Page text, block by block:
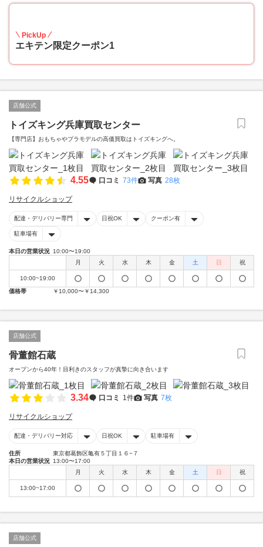
PickUp
エキテン限定クーポン1
店舗公式
トイズキング兵庫買取センター
【専門店】おもちゃやプラモデルの高価買取はトイズキングへ。‎
4.55 口コミ 73件 写真 28枚
リサイクルショップ
配達・デリバリー専門 日祝OK クーポン有
駐車場有
本日の営業状況 10:00〜19:00
月
火 水 木 金 土 日 祝
10:00~19:00
価格帯
￥10,000〜￥14,300
店舗公式
骨董館石蔵
オープンから40年！目利きのスタッフが真摯に向き合います
3.34 口コミ 1件 写真 7枚
リサイクルショップ
配達・デリバリー対応 日祝OK 駐車場有
住所
東京都葛飾区亀有５丁目１６−７
本日の営業状況 13:00〜17:00
月
火 水 木 金 土 日 祝
13:00~17:00
店舗公式